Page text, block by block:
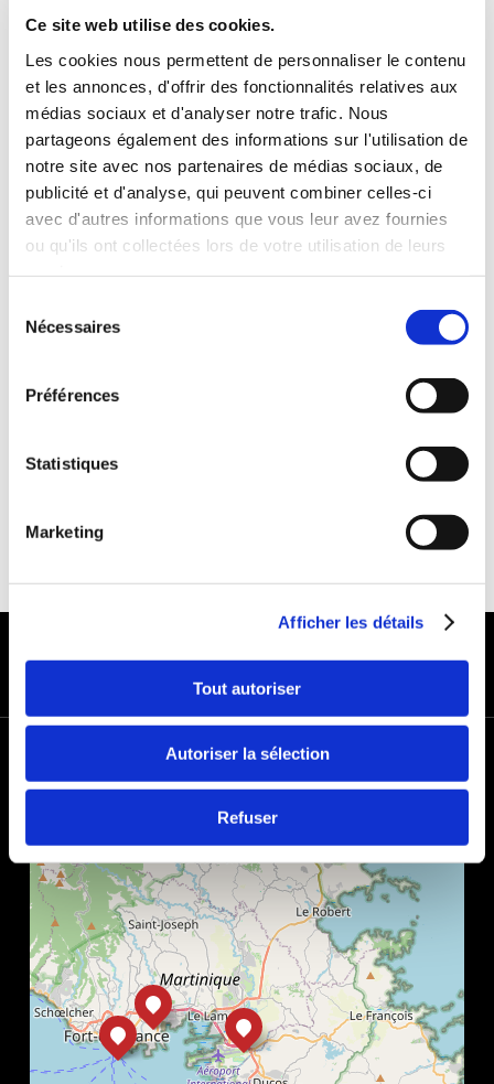
Ce site web utilise des cookies.
Les cookies nous permettent de personnaliser le contenu
et les annonces, d'offrir des fonctionnalités relatives aux
médias sociaux et d'analyser notre trafic. Nous
partageons également des informations sur l'utilisation de
notre site avec nos partenaires de médias sociaux, de
publicité et d'analyse, qui peuvent combiner celles-ci
avec d'autres informations que vous leur avez fournies
ou qu'ils ont collectées lors de votre utilisation de leurs
Nécessaires
Préférences
Statistiques
Marketing
Afficher les détails
Tout autoriser
Autoriser la sélection
Refuser
INCLUS À LA LOCATION
Killométrage illimité
Assurance tous risques (hors franchise)
Carburant : plein à rendre plein
CONDITIONS DE LOCATION
Age minimum :20 ans
Années de permis :2 ans
ASSURANCE
MODES DE PAIEMENT
−